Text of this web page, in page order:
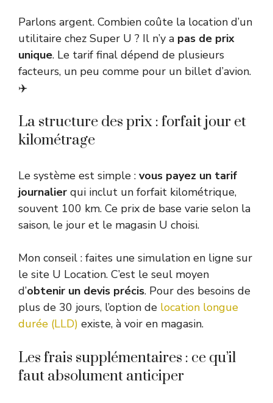
Parlons argent. Combien coûte la location d’un
utilitaire chez Super U ? Il n’y a pas de prix
unique. Le tarif final dépend de plusieurs
facteurs, un peu comme pour un billet d’avion.
✈️
La structure des prix : forfait jour et
kilométrage
Le système est simple : vous payez un tarif
journalier qui inclut un forfait kilométrique,
souvent 100 km. Ce prix de base varie selon la
saison, le jour et le magasin U choisi.
Mon conseil : faites une simulation en ligne sur
le site U Location. C’est le seul moyen
d’obtenir un devis précis. Pour des besoins de
plus de 30 jours, l’option de location longue
durée (LLD) existe, à voir en magasin.
Les frais supplémentaires : ce qu’il
faut absolument anticiper